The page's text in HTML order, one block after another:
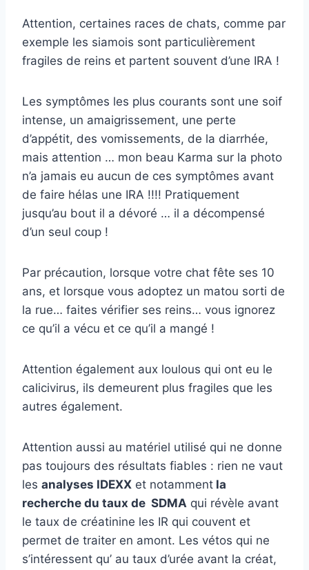
Attention, certaines races de chats, comme par
exemple les siamois sont particulièrement
fragiles de reins et partent souvent d’une IRA !
Les symptômes les plus courants sont une soif
intense, un amaigrissement, une perte
d’appétit, des vomissements, de la diarrhée,
mais attention … mon beau Karma sur la photo
n’a jamais eu aucun de ces symptômes avant
de faire hélas une IRA !!!! Pratiquement
jusqu’au bout il a dévoré … il a décompensé
d’un seul coup !
Par précaution, lorsque votre chat fête ses 10
ans, et lorsque vous adoptez un matou sorti de
la rue… faites vérifier ses reins… vous ignorez
ce qu’il a vécu et ce qu’il a mangé !
Attention également aux loulous qui ont eu le
calicivirus, ils demeurent plus fragiles que les
autres également.
Attention aussi au matériel utilisé qui ne donne
pas toujours des résultats fiables : rien ne vaut
les analyses IDEXX et notamment la
recherche du taux de SDMA qui révèle avant
le taux de créatinine les IR qui couvent et
permet de traiter en amont. Les vétos qui ne
s’intéressent qu’ au taux d’urée avant la créat,